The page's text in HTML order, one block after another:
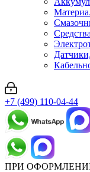
+7 (499) 110-04-44
ПРИ